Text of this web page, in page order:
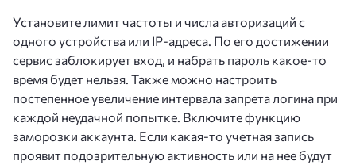
Установите лимит частоты и числа авторизаций с
одного устройства или IP-адреса. По его достижении
сервис заблокирует вход, и набрать пароль какое-то
время будет нельзя. Также можно настроить
постепенное увеличение интервала запрета логина при
каждой неудачной попытке. Включите функцию
заморозки аккаунта. Если какая-то учетная запись
проявит подозрительную активность или на нее будут